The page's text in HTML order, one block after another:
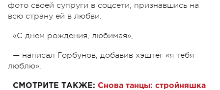
фото своей супруги в соцсети, признавшись на
всю страну ей в любви.
«С днем рождения, любимая»,
— написал Горбунов, добавив хэштег «я тебя
люблю».
СМОТРИТЕ ТАКЖЕ: Снова танцы: стройняшка